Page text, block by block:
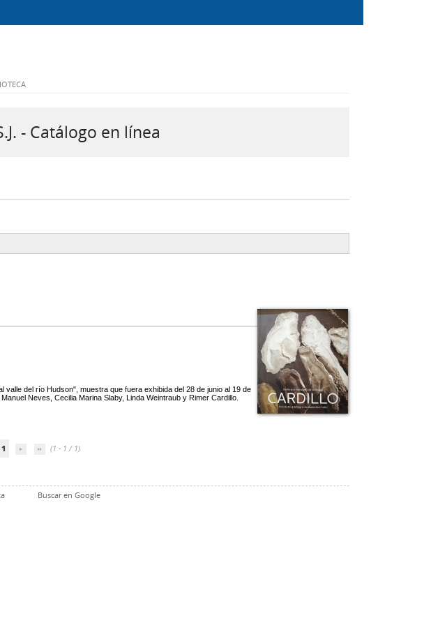
- Catálogo en línea
valle del río Hudson", muestra que fuera exhibida del 28 de junio al 19 de
Neves, Cecilia Marina Slaby, Linda Weintraub y Rimer Cardillo.
1 (1 - 1 / 1)
Buscar en Google